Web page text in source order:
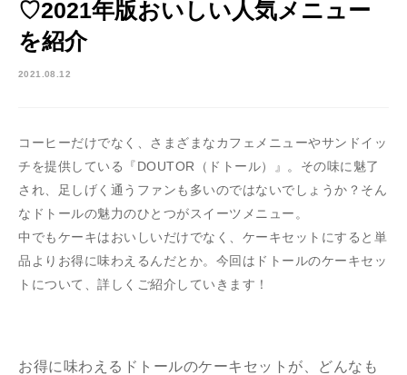
♡2021年版おいしい人気メニュー
を紹介
2021.08.12
コーヒーだけでなく、さまざまなカフェメニューやサンドイッ
チを提供している『DOUTOR（ドトール）』。その味に魅了
され、足しげく通うファンも多いのではないでしょうか？そん
なドトールの魅力のひとつがスイーツメニュー。
中でもケーキはおいしいだけでなく、ケーキセットにすると単
品よりお得に味わえるんだとか。今回はドトールのケーキセッ
トについて、詳しくご紹介していきます！
お得に味わえるドトールのケーキセットが、どんなも